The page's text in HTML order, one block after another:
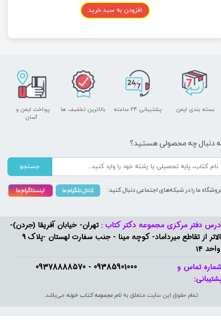
افزودن به سبد خرید
09385901000 - 09378888570​​​​​​​
دفتر مرکزی مجموعه دکتر کتاب : تهران- خیابان آفریقا (جردن)-
بالاتر از تقاطع میرداماد- کوچه مینا - جنب سفارت لهستان -پلاک 9
14
تمام حقوق این سایت متعلق بهنام مجموعه کتاب خونه می‌باشد.
تماس و
پشتیبانی ۲۴ ساعته
پرداخت ایمن و ​​​​​​​
آسان
بسته بندی ایمن بالاترین تخفیف ها
دنبال چه محصولی هستید؟
جستجو
ما را در شبکه‌های اجتماعی دنبال کنید: